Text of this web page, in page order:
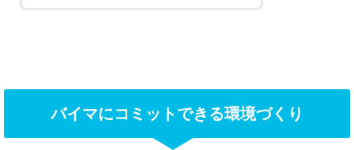
バイマにコミットできる環境づくり